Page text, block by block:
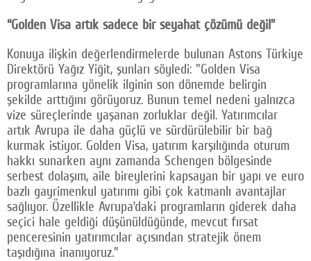
“Golden Visa artık sadece bir seyahat çözümü değil”
Konuya ilişkin değerlendirmelerde bulunan Astons Türkiye
Direktörü Yağız Yiğit, şunları söyledi: "Golden Visa
programlarına yönelik ilginin son dönemde belirgin
şekilde arttığını görüyoruz. Bunun temel nedeni yalnızca
vize süreçlerinde yaşanan zorluklar değil. Yatırımcılar
artık Avrupa ile daha güçlü ve sürdürülebilir bir bağ
kurmak istiyor. Golden Visa, yatırım karşılığında oturum
hakkı sunarken aynı zamanda Schengen bölgesinde
serbest dolaşım, aile bireylerini kapsayan bir yapı ve euro
bazlı gayrimenkul yatırımı gibi çok katmanlı avantajlar
sağlıyor. Özellikle Avrupa’daki programların giderek daha
seçici hale geldiği düşünüldüğünde, mevcut fırsat
penceresinin yatırımcılar açısından stratejik önem
taşıdığına inanıyoruz."